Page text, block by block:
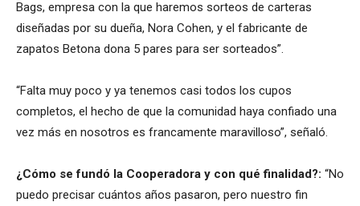
Bags, empresa con la que haremos sorteos de carteras
diseñadas por su dueña, Nora Cohen, y el fabricante de
zapatos Betona dona 5 pares para ser sorteados”.
“Falta muy poco y ya tenemos casi todos los cupos
completos, el hecho de que la comunidad haya confiado una
vez más en nosotros es francamente maravilloso”, señaló.
¿Cómo se fundó la Cooperadora y con qué finalidad?: “No
puedo precisar cuántos años pasaron, pero nuestro fin